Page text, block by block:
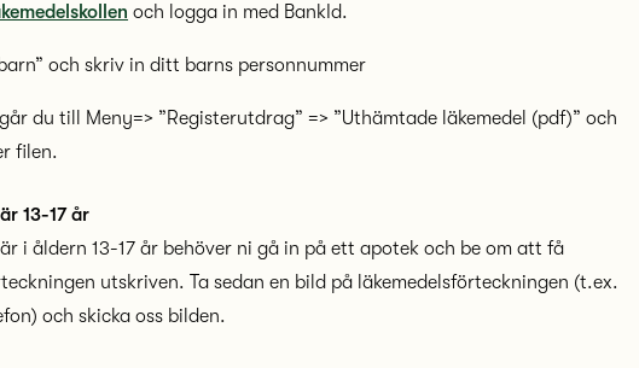
och logga in med BankId.
och skriv in ditt barns personnummer
du till Meny=> ”Registerutdrag” => ”Uthämtade läkemedel (pdf)” och
filen.
13-17 år
i åldern 13-17 år behöver ni gå in på ett apotek och be om att få
utskriven. Ta sedan en bild på läkemedelsförteckningen (t.ex.
och skicka oss bilden.